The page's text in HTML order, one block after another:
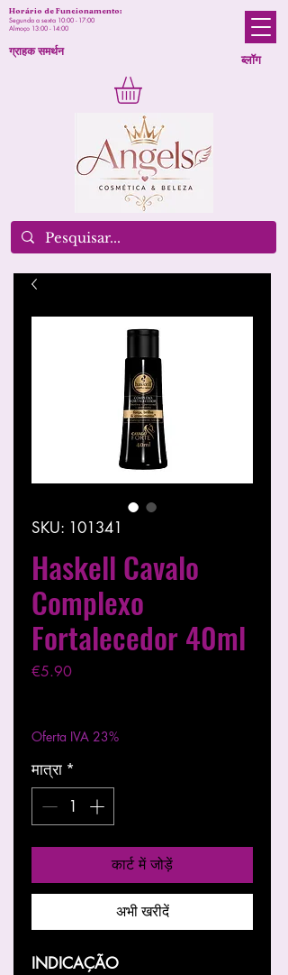
ब्लॉग
Horário de Funcionamento:
Segunda a sexta 10:00 - 17:00
Almoço 13:00 - 14:00
ग्राहक समर्थन
SKU: 101341
Haskell Cavalo
Complexo
Fortalecedor 40ml
€5.90मूल्य
Oferta IVA 23%
मात्रा *
कार्ट में जोड़ें
अभी खरीदें
INDICAÇÃO